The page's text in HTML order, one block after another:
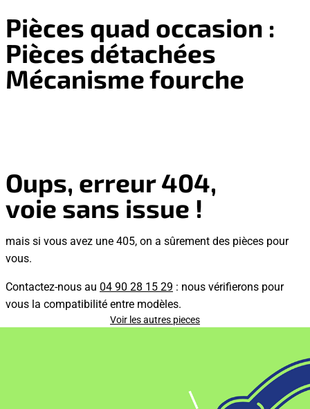
Pièces quad occasion :
Pièces détachées
Mécanisme fourche
Oups, erreur 404,
voie sans issue !
mais si vous avez une 405, on a sûrement des pièces pour
vous.
Contactez-nous au 04 90 28 15 29 : nous vérifierons pour
vous la compatibilité entre modèles.
Voir les autres pieces